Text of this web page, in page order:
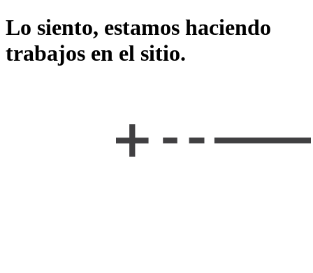
Lo siento, estamos haciendo
trabajos en el sitio.